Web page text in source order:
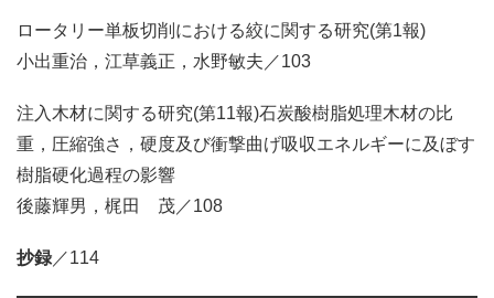
ロータリー単板切削における絞に関する研究(第1報)
小出重治，江草義正，水野敏夫／103
注入木材に関する研究(第11報)石炭酸樹脂処理木材の比
重，圧縮強さ，硬度及び衝撃曲げ吸収エネルギーに及ぼす
樹脂硬化過程の影響
後藤輝男，梶田 茂／108
抄録 ／114